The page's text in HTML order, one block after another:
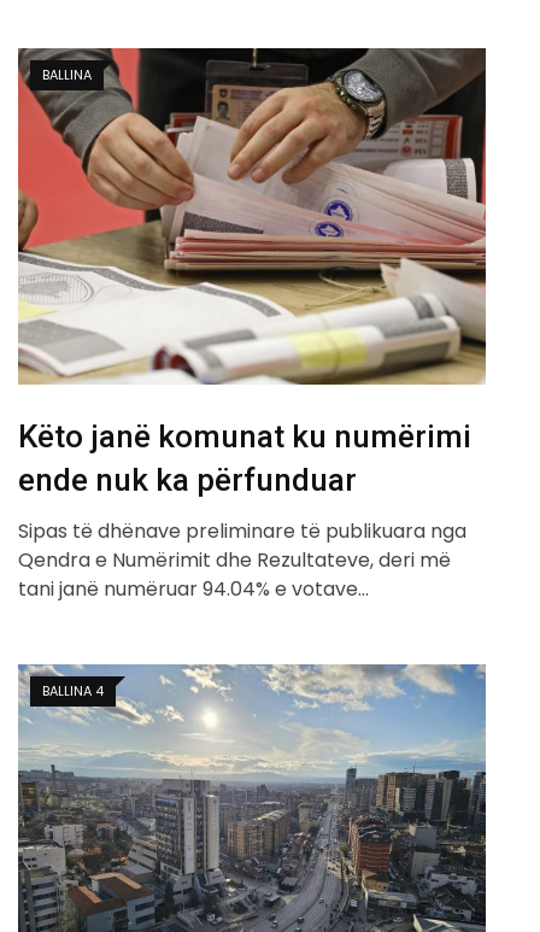
BALLINA
Këto janë komunat ku numërimi
ende nuk ka përfunduar
Sipas të dhënave preliminare të publikuara nga
Qendra e Numërimit dhe Rezultateve, deri më
tani janë numëruar 94.04% e votave…
BALLINA 4